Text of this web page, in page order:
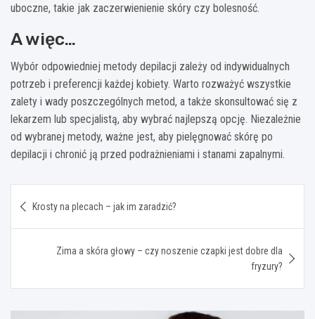
uboczne, takie jak zaczerwienienie skóry czy bolesność.
A więc…
Wybór odpowiedniej metody depilacji zależy od indywidualnych
potrzeb i preferencji każdej kobiety. Warto rozważyć wszystkie
zalety i wady poszczególnych metod, a także skonsultować się z
lekarzem lub specjalistą, aby wybrać najlepszą opcję. Niezależnie
od wybranej metody, ważne jest, aby pielęgnować skórę po
depilacji i chronić ją przed podrażnieniami i stanami zapalnymi.
wpisu
Krosty na plecach – jak im zaradzić?
Zima a skóra głowy – czy noszenie czapki jest dobre dla
fryzury?